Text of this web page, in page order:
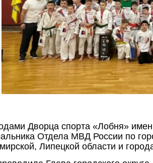
Дворца спорта «Лобня»
Отдела МВД России по
Липецкой области и